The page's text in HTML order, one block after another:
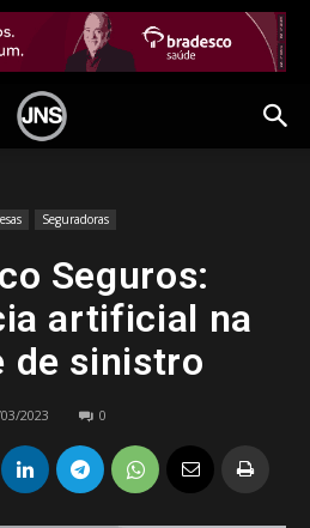
Seguradoras
Seguros:
artificial na
de sinistro
2023 0